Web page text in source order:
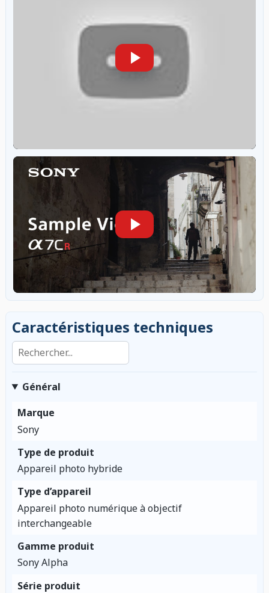
Caractéristiques techniques
Rechercher dans les caractéristiques
Général
Marque
Sony
Type de produit
Appareil photo hybride
Type d’appareil
Appareil photo numérique à objectif
interchangeable
Gamme produit
Sony Alpha
Série produit